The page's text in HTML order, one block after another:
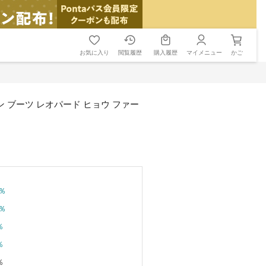
お気に入り 閲覧履歴 購入履歴 マイメニュー かご
ブーツ レオパード ヒョウ ファー